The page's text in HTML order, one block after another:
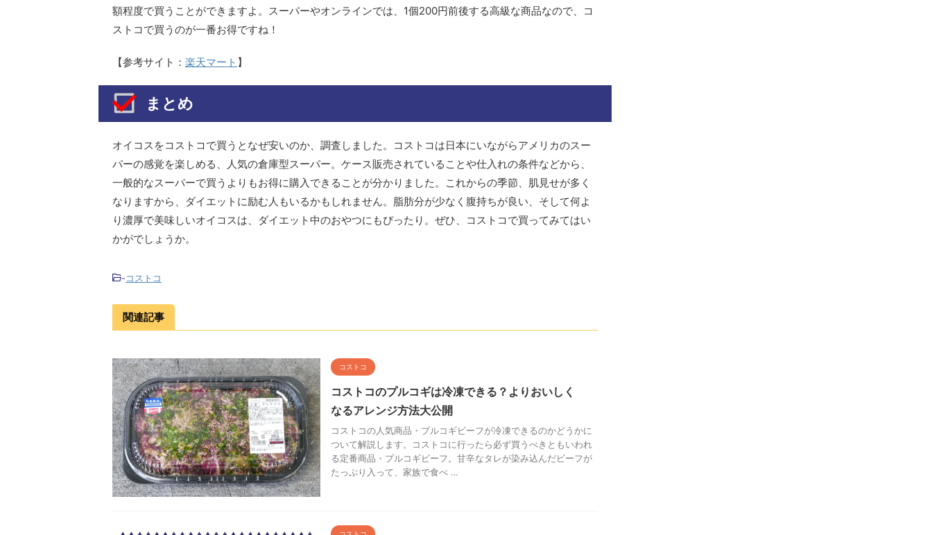
額程度で買うことができますよ。スーパーやオンラインでは、1個200円前後する高級な商品なので、コ
ストコで買うのが一番お得ですね！
【参考サイト： 楽天マート 】
まとめ
オイコスをコストコで買うとなぜ安いのか、調査しました。コストコは日本にいながらアメリカのスー
パーの感覚を楽しめる、人気の倉庫型スーパー。ケース販売されていることや仕入れの条件などから、
一般的なスーパーで買うよりもお得に購入できることが分かりました。これからの季節、肌見せが多く
なりますから、ダイエットに励む人もいるかもしれません。脂肪分が少なく腹持ちが良い、そして何よ
り濃厚で美味しいオイコスは、ダイエット中のおやつにもぴったり。ぜひ、コストコで買ってみてはい
かがでしょうか。
-コストコ
関連記事
コストコ
コストコのプルコギは冷凍できる？よりおいしく
なるアレンジ方法大公開
コストコの人気商品・プルコギビーフが冷凍できるのかどうかに
ついて解説します。コストコに行ったら必ず買うべきともいわれ
る定番商品・プルコギビーフ。甘辛なタレが染み込んだビーフが
たっぷり入って、家族で食べ …